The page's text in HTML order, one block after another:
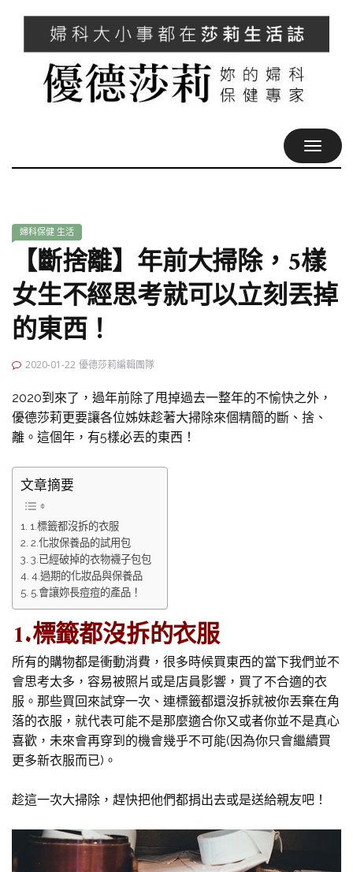
婦科保健 生活
【斷捨離】年前大掃除，5樣
女生不經思考就可以立刻丟掉
的東西！
2020-01-22 優德莎莉編輯團隊
2020到來了，過年前除了甩掉過去一整年的不愉快之外，
優德莎莉更要讓各位姊妹趁著大掃除來個精簡的斷、捨、
離。這個年，有5樣必丟的東西！
文章摘要
1.標籤都沒拆的衣服
2.化妝保養品的試用包
3.已經破掉的衣物襪子包包
4.過期的化妝品與保養品
5.會讓妳長痘痘的產品！
1.標籤都沒拆的衣服
所有的購物都是衝動消費，很多時候買東西的當下我們並不
會思考太多，容易被照片或是店員影響，買了不合適的衣
服。那些買回來試穿一次、連標籤都還沒拆就被你丟棄在角
落的衣服，就代表可能不是那麼適合你又或者你並不是真心
喜歡，未來會再穿到的機會幾乎不可能(因為你只會繼續買
更多新衣服而已)。
趁這一次大掃除，趕快把他們都捐出去或是送給親友吧！